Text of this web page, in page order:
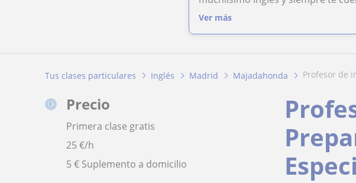
Ver más
Tus clases particulares Inglés Madrid Majadahonda profesor de
Precio
Primera clase gratis
25€/h
5 € Suplemento a domicilio